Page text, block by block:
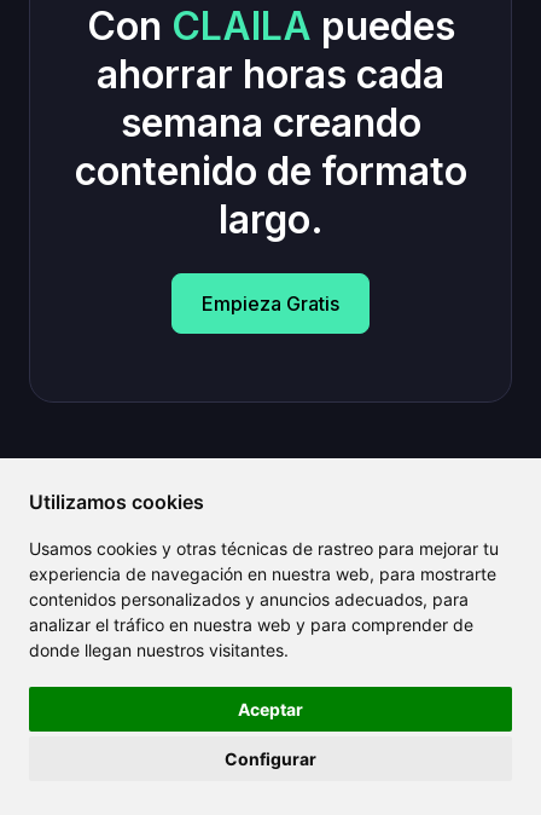
Utilizamos cookies
Usamos cookies y otras técnicas de rastreo para mejorar tu
experiencia de navegación en nuestra web, para mostrarte
contenidos personalizados y anuncios adecuados, para
analizar el tráfico en nuestra web y para comprender de
donde llegan nuestros visitantes.
Aceptar
Configurar
Con CLAILA puedes
ahorrar horas cada
semana creando
contenido de formato
largo.
Empieza Gratis
CLAILA
Sobre nosotros
Noticias
Iniciar sesión